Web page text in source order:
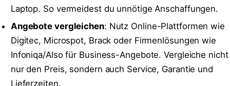
Laptop. So vermeidest du unnötige Anschaffungen.
Angebote vergleichen: Nutz Online-Plattformen wie
Digitec, Microspot, Brack oder Firmenlösungen wie
Infoniqa/Also für Business-Angebote. Vergleiche nicht
nur den Preis, sondern auch Service, Garantie und
Lieferzeiten.